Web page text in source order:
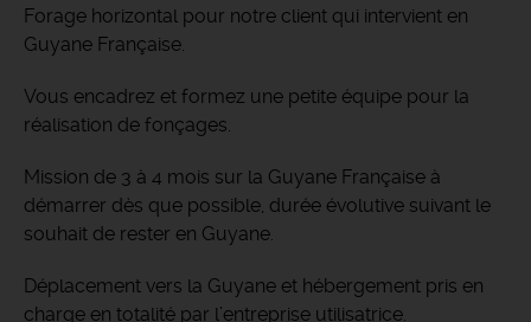
Forage horizontal pour notre client qui intervient en
Guyane Française.
Vous encadrez et formez une petite équipe pour la
réalisation de fonçages.
Mission de 3 à 4 mois sur la Guyane Française à
démarrer dès que possible, durée évolutive suivant le
souhait de rester en Guyane.
Déplacement vers la Guyane et hébergement pris en
charge en totalité par l’entreprise utilisatrice.